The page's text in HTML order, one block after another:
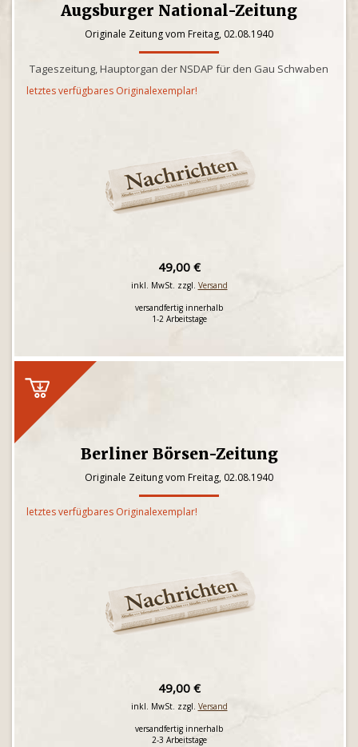
Augsburger National-Zeitung
Originale Zeitung vom Freitag, 02.08.1940
Tageszeitung, Hauptorgan der NSDAP für den Gau Schwaben
letztes verfügbares Originalexemplar!
49,00 €
inkl. MwSt. zzgl. Versand
versandfertig innerhalb
1-2 Arbeitstage
Berliner Börsen-Zeitung
Originale Zeitung vom Freitag, 02.08.1940
letztes verfügbares Originalexemplar!
49,00 €
inkl. MwSt. zzgl. Versand
versandfertig innerhalb
2-3 Arbeitstage